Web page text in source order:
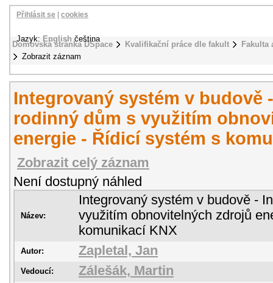
Domovská stránka DSpace Kvalifikační práce dle fakult
Fakulta
Zobrazit záznam
Přihlásit se cookies
Jazyk: English čeština
Integrovaný systém v budově
rodinný dům s využitím
energie - Řídicí systém s
Zobrazit celý záznam
Není dostupný náhled
Název:
Integrovaný systém v budově -
využitím obnovitelných zdrojů
komunikací KNX
Autor: Zapletal, Jan
Vedoucí: Zálešák, Martin